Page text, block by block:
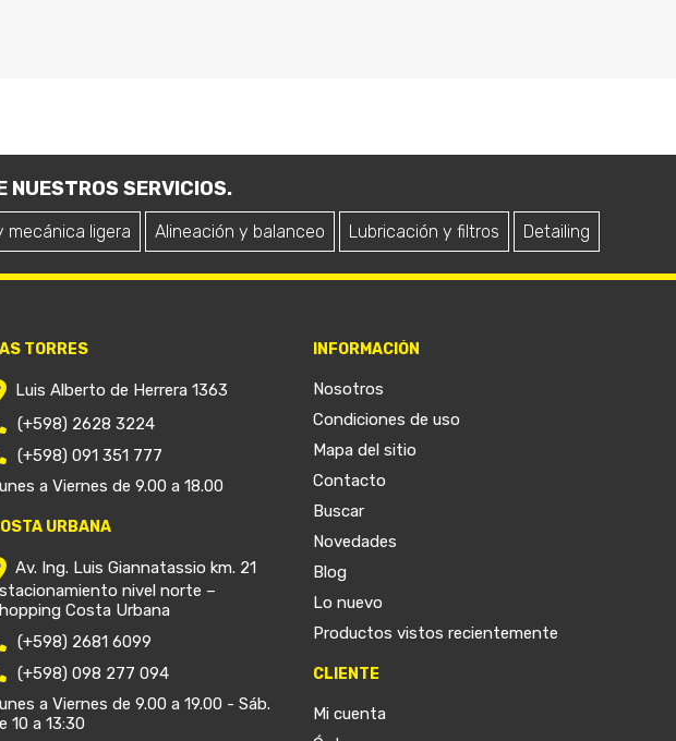
NUESTROS SERVICIOS.
mecánica ligera Alineación y balanceo Lubricación y filtros Detailing
TORRES
Luis Alberto de Herrera 1363
(+598) 2628 3224
(+598) 091 351 777
a Viernes de 9.00 a 18.00
URBANA
Av. Ing. Luis Giannatassio km. 21
nivel norte –
Costa Urbana
(+598) 2681 6099
(+598) 098 277 094
a Viernes de 9.00 a 19.00 - Sáb.
10 a 13:30
INFORMACIÓN
Nosotros
Condiciones de uso
Mapa del sitio
Contacto
Buscar
Novedades
Blog
Lo nuevo
Productos vistos recientemente
CLIENTE
Mi cuenta